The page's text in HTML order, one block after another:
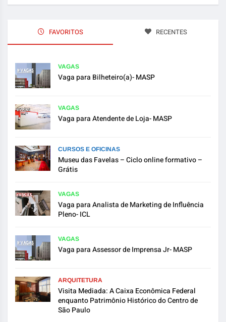
FAVORITOS RECENTES
VAGAS
Vaga para Bilheteiro(a)- MASP
VAGAS
Vaga para Atendente de Loja- MASP
CURSOS E OFICINAS
Museu das Favelas – Ciclo online formativo –
Grátis
VAGAS
Vaga para Analista de Marketing de Influência
Pleno- ICL
VAGAS
Vaga para Assessor de Imprensa Jr- MASP
ARQUITETURA
Visita Mediada: A Caixa Econômica Federal
enquanto Patrimônio Histórico do Centro de
São Paulo